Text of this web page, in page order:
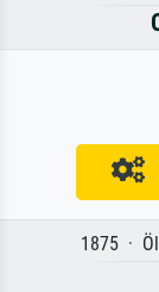
1875 ·